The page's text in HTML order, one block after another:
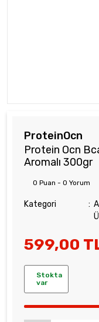
ProteinOcn
Protein Ocn
Aromalı 300gr
0 Puan - 0 Yorum
Kategori
599,00
Stokta
var